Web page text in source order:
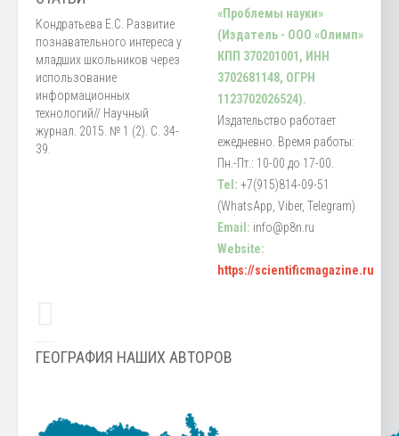
Кондратьева Е.С. Развитие
познавательного интереса у
младших школьников через
использование
информационных
технологий// Научный
журнал. 2015. № 1 (2). С. 34-
39.
«Проблемы науки»
(Издатель - ООО «Олимп»
КПП 370201001, ИНН
3702681148, ОГРН
1123702026524).
Издательство работает
ежедневно. Время работы:
Пн.-Пт.: 10-00 до 17-00.
Tel: +7(915)814-09-51
(WhatsApp, Viber, Telegram)
Email: info@p8n.ru
Website:
https://scientificmagazine.ru
ГЕОГРАФИЯ НАШИХ АВТОРОВ